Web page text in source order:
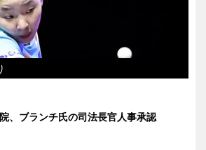
、ブランチ氏の司法長官人事承認